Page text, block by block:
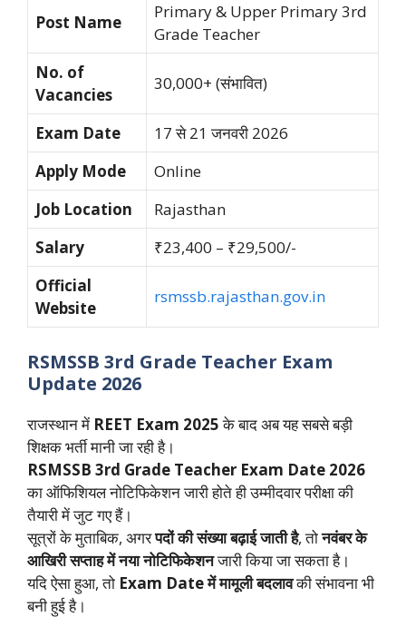
Post Name
Primary & Upper Primary 3rd
Grade Teacher
No. of
Vacancies
30,000+ (संभावित)
Exam Date
17 से 21 जनवरी 2026
Apply Mode
Online
Job Location
Rajasthan
Salary
₹23,400 – ₹29,500/-
Official
Website
rsmssb.rajasthan.gov.in
RSMSSB 3rd Grade Teacher Exam
Update 2026
राजस्थान में REET Exam 2025के बाद अब यह सबसे बड़ी
शिक्षक भर्ती मानी जा रही है।
RSMSSB 3rd Grade Teacher Exam Date 2026
का ऑफिशियल नोटिफिकेशन जारी होते ही उम्मीदवार परीक्षा की
तैयारी में जुट गए हैं।
सूत्रों के मुताबिक, अगरपदों की संख्या बढ़ाई जाती है, तोनवंबर के
आखिरी सप्ताह में नया नोटिफिकेशनजारी किया जा सकता है।
यदि ऐसा हुआ, तो Exam Date में मामूली बदलावकी संभावना भी
बनी हुई है।